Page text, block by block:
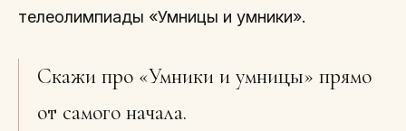
телеолимпиады «Умницы и умники».
Скажи про «Умники и умницы» прямо
от самого начала.